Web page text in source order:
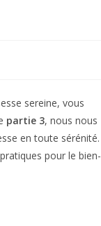
sereine, vous
partie 3, nous nous
en toute sérénité.
pour le bien-